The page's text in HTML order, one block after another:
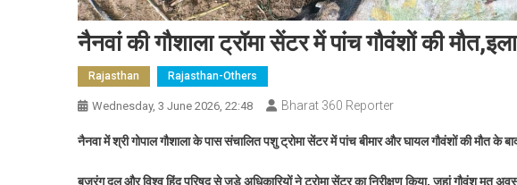
नैनवां की गौशाला ट्रॉमा सेंटर में पांच गौवंशों की
Rajasthan Rajasthan-Others
Wednesday, 3 June 2026, 22:48 Bharat 360 Reporter
नैनवा में श्री गोपाल गौशाला के पास संचालित पशु ट्रोमा सेंटर में पांच बीमार और घायल गौवंशों की मौत
बजरंग दल और विश्व हिंदू परिषद से जुड़े अधिकारियों ने ट्रोमा सेंटर का निरीक्षण किया, जहां गौवंश मृत